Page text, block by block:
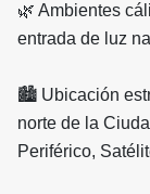
🌿 Ambientes
entrada de luz
🏙️ Ubicación
norte de la
Periférico,